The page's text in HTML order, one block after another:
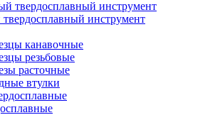
инструмент
канавочные
резьбовые
расточные
втулки